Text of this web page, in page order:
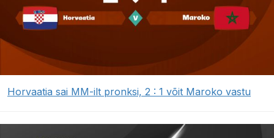
Horvaatia sai MM-ilt pronksi, 2 : 1 võit Maroko vastu